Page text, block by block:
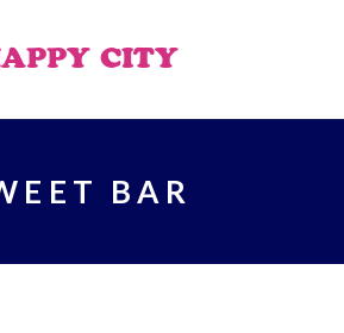
CITY
BAR